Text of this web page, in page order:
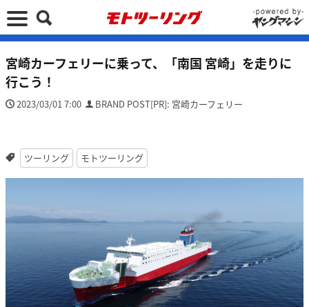
宮崎カーフェリーに乗って、「南国 宮崎」を走りに
行こう！
2023/03/01 7:00 BRAND POST[PR]: 宮崎カーフェリー
ツーリング モトツーリング